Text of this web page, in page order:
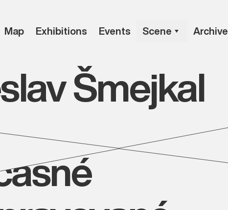
Map Exhibitions Events Scene Archive
Šmejkal